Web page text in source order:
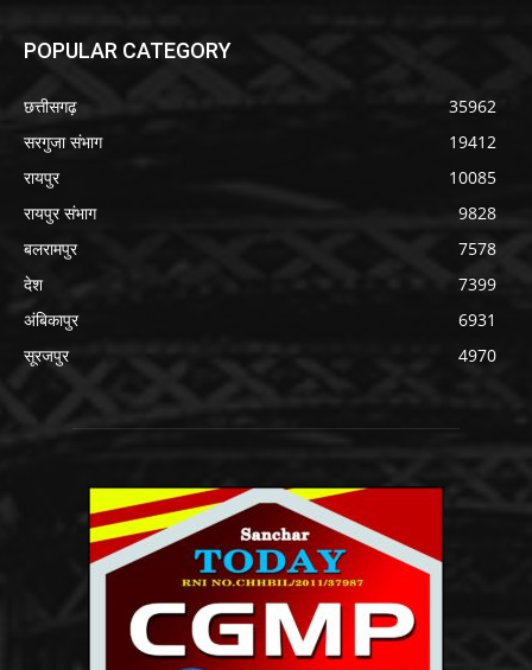
POPULAR CATEGORY
छत्तीसगढ़
35962
सरगुजा संभाग
19412
रायपुर
10085
रायपुर संभाग
9828
बलरामपुर
7578
देश
7399
अंबिकापुर
6931
सूरजपुर
4970